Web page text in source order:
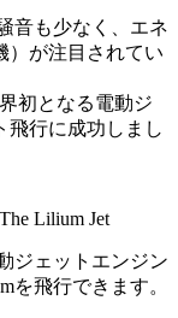
音も少なく、エネ
）が注目されてい
初となる電動ジ
飛行に成功しまし
Lilium Jet
ジェットエンジン
を飛行できます。